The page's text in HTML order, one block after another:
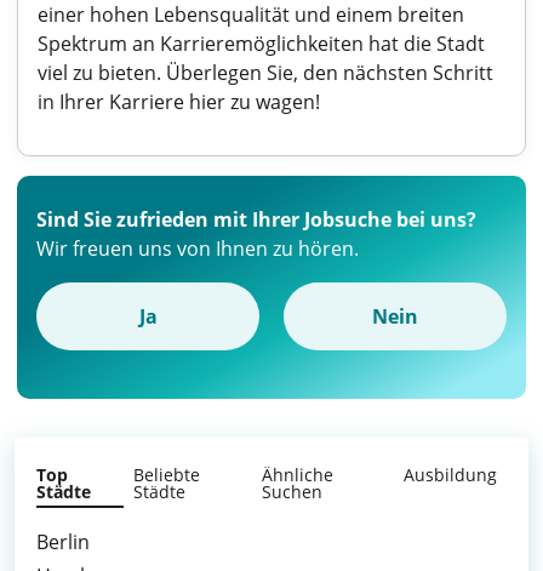
einer hohen Lebensqualität und einem breiten
Spektrum an Karrieremöglichkeiten hat die Stadt
viel zu bieten. Überlegen Sie, den nächsten Schritt
in Ihrer Karriere hier zu wagen!
Sind Sie zufrieden mit Ihrer Jobsuche bei uns?
Wir freuen uns von Ihnen zu hören.
Ja Nein
Top
Städte
Beliebte
Städte
Ähnliche
Suchen
Ausbildung
Berlin